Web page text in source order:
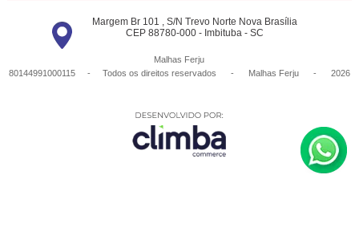
Margem Br 101 , S/N Trevo Norte Nova Brasília
CEP 88780-000 - Imbituba - SC
Malhas Ferju
80144991000115 - Todos os direitos reservados
- Malhas Ferju - 2026